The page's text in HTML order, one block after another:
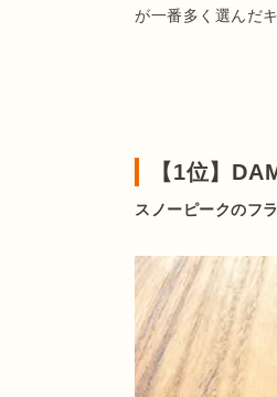
が一番多く選んだ
【1位】
スノーピークのフ